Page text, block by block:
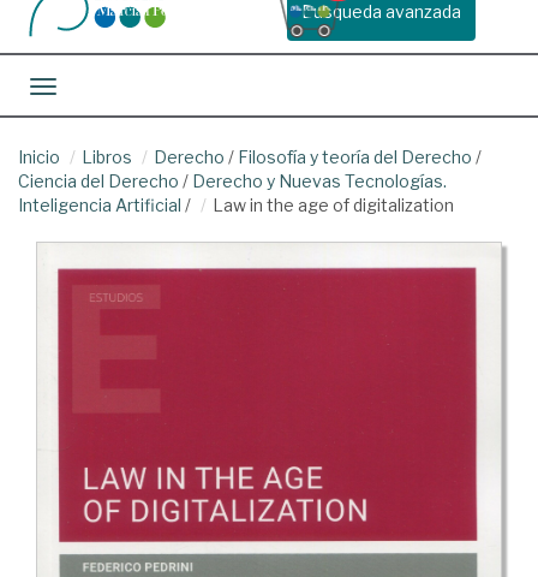
Busqueda avanzada
Toggle navigation
Inicio Libros Derecho / Filosofía y teoría del Derecho /
Ciencia del Derecho / Derecho y Nuevas Tecnologías.
Inteligencia Artificial / Law in the age of digitalization